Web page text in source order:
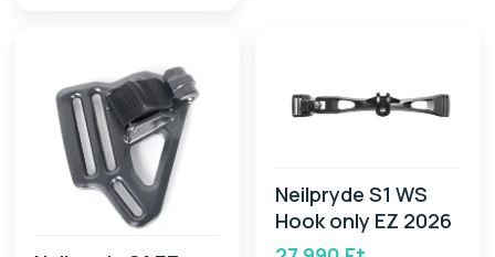
Neilpryde S1 WS
Hook only EZ 2026